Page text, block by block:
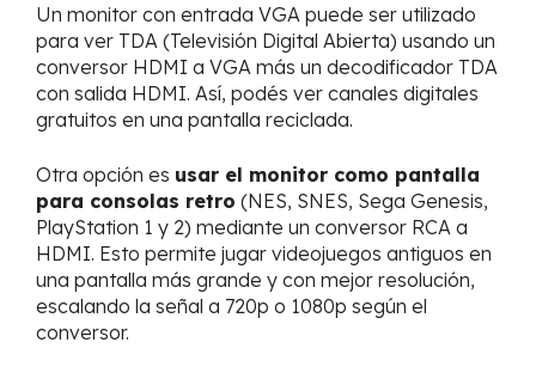
Un monitor con entrada VGA puede ser utilizado
para ver TDA (Televisión Digital Abierta) usando un
conversor HDMI a VGA más un decodificador TDA
con salida HDMI. Así, podés ver canales digitales
gratuitos en una pantalla reciclada.
Otra opción es usar el monitor como pantalla
para consolas retro (NES, SNES, Sega Genesis,
PlayStation 1 y 2) mediante un conversor RCA a
HDMI. Esto permite jugar videojuegos antiguos en
una pantalla más grande y con mejor resolución,
escalando la señal a 720p o 1080p según el
conversor.